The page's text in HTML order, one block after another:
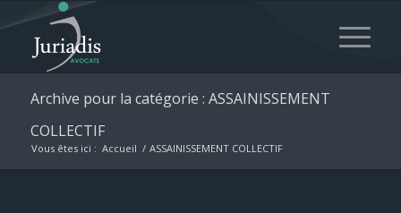
Archive pour la catégorie : ASSAINISSEMENT
COLLECTIF
Vous êtes ici : Accueil / ASSAINISSEMENT COLLECTIF